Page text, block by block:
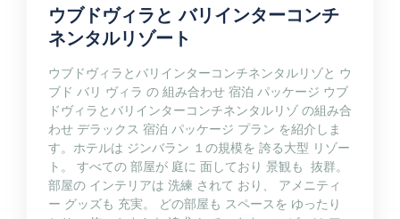
ウブドヴィラと バリインターコンチ
ネンタルリゾート
ウブドヴィラとバリインターコンチネンタルリゾと ウ
ブド バリ ヴィラ の 組み合わせ 宿泊 パッケージ ウブ
ドヴィラとバリインターコンチネンタルリゾ の組み合
わせ デラックス 宿泊 パッケージ プラン を紹介しま
す。ホテルは ジンバラン １の規模を 誇る大型 リゾー
ト。 すべての 部屋が 庭に 面しており 景観も 抜群。
部屋の インテリアは 洗練 されて おり、 アメニティ
ー グッズも 充実。 どの部屋も スペースを ゆったり